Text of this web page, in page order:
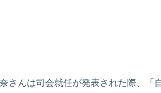
さんは司会就任が発表された際、「